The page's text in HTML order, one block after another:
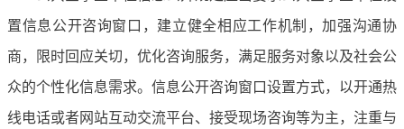
置信息公开咨询窗口，建立健全相应工作机制，加强沟通协
商，限时回应关切，优化咨询服务，满足服务对象以及社会公
众的个性化信息需求。信息公开咨询窗口设置方式，以开通热
线电话或者网站互动交流平台、接受现场咨询等为主，注重与